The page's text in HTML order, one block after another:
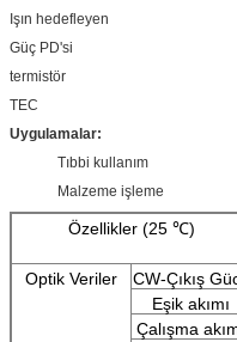
Işın hedefleyen
Güç PD'si
termistör
TEC
Uygulamalar:
Tıbbi kullanım
Malzeme işleme
Özellikler (25 ℃)
Optik Veriler
CW-Çıkış
Eşik akımı
Çalışma